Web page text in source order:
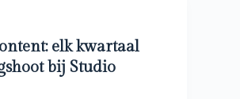
elk kwartaal
bij Studio